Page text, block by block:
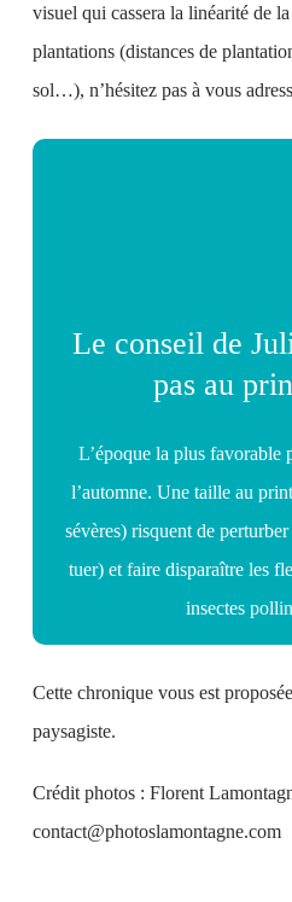
visuel qui cassera la linéarité de
plantations (distances de
sol…), n’hésitez pas à vous
Le conseil de
pas au
L’époque la plus favorable
l’automne. Une taille au
sévères) risquent de
tuer) et faire disparaître les
insectes
Cette chronique vous est
paysagiste.
Crédit photos : Florent
contact@photoslamontagne.com